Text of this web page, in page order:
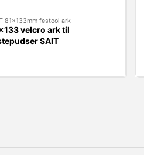
81x133mm festool ark
velcro ark til
SAIT